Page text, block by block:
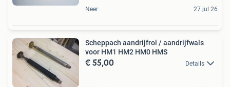
Neer 27 jul 26
Scheppach aandrijfrol / aandrijfwals
voor HM1 HM2 HM0 HMS
€ 55,00 Details